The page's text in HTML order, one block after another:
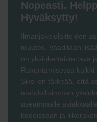
Nopeasti.
Hyväksytty!
Ilmanjakelulaitteiden
muutos. Vaaditaan
on yksinkertaistettava
Rakentamisessa kaikki
Siksi on tärkeää, että
mahdollisimman
useammalle
kodeissaan ja